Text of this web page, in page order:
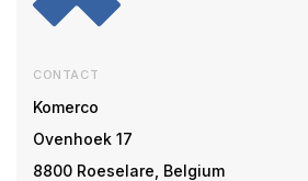
CONTACT
Komerco
Ovenhoek 17
8800 Roeselare, Belgium